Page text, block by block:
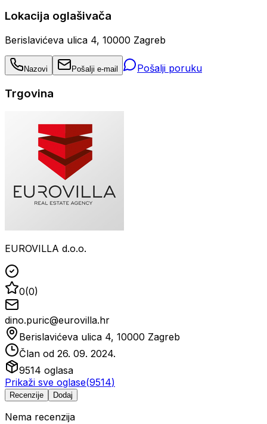
Lokacija oglašivača
Berislavićeva ulica 4, 10000 Zagreb
Nazovi Pošalji e-mail Pošalji poruku
Trgovina
EUROVILLA d.o.o.
0(0)
dino.puric@eurovilla.hr
Berislavićeva ulica 4, 10000 Zagreb
Član od 26. 09. 2024.
9514 oglasa
Prikaži sve oglase(9514)
Recenzije Dodaj
Nema recenzija